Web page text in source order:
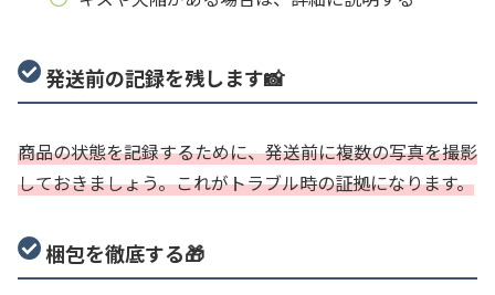
発送前の記録を残します📸
商品の状態を記録するために、発送前に複数の写真を撮影
しておきましょう。これがトラブル時の証拠になります。
梱包を徹底する🎁